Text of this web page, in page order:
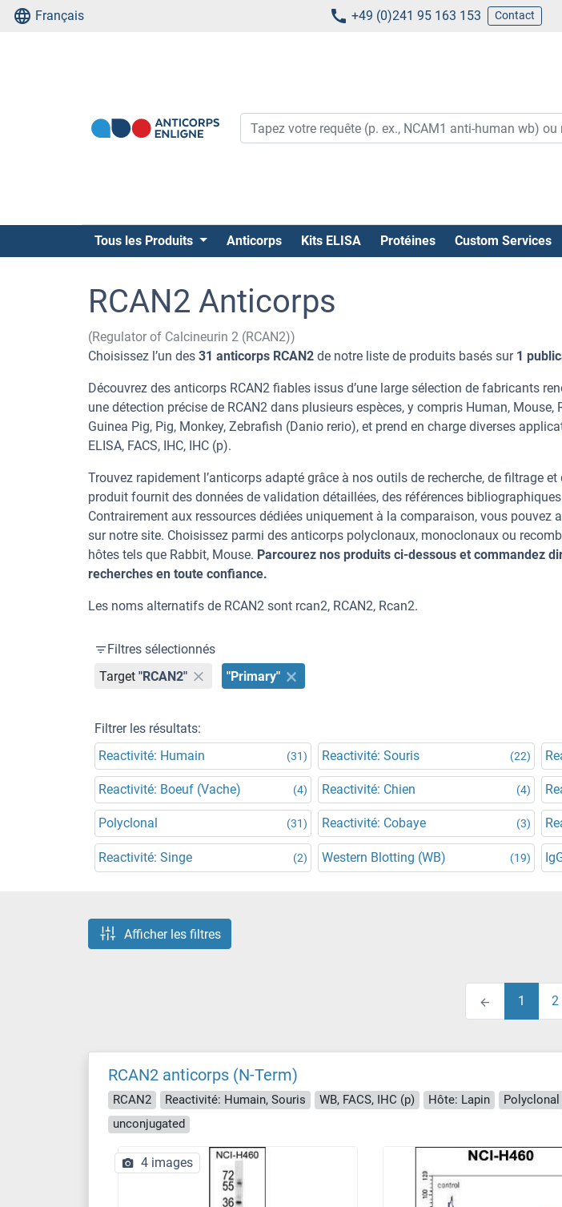
Français +49 (0)241 95 163 153 Contact
Tous les Produits Anticorps Kits ELISA Protéines Custom Services
RCAN2 Anticorps
(Regulator of Calcineurin 2 (RCAN2))
Choisissez l’un des 31 anticorps RCAN2 de notre liste de produits basés sur 1
Découvrez des anticorps RCAN2 fiables issus d’une large sélection de fabricants
une détection précise de RCAN2 dans plusieurs espèces, y compris Human, Mouse,
Guinea Pig, Pig, Monkey, Zebrafish (Danio rerio), et prend en charge diverses
ELISA, FACS, IHC, IHC (p).
Trouvez rapidement l’anticorps adapté grâce à nos outils de recherche, de filtrage
produit fournit des données de validation détaillées, des références
Contrairement aux ressources dédiées uniquement à la comparaison, vous pouvez
sur notre site. Choisissez parmi des anticorps polyclonaux, monoclonaux ou
hôtes tels que Rabbit, Mouse. Parcourez nos produits ci-dessous et commandez
recherches en toute confiance.
Les noms alternatifs de RCAN2 sont rcan2, RCAN2, Rcan2.
Filtres sélectionnés
Target "RCAN2" "Primary"
Filtrer les résultats:
Reactivité: Humain
(31) Reactivité: Souris (22)
Reactivité: Boeuf (Vache) (4) Reactivité: Chien (4)
Polyclonal (31) Reactivité: Cobaye (3)
Reactivité: Singe (2) Western Blotting (WB) (19)
Afficher les filtres
1 2
RCAN2 anticorps (N-Term)
RCAN2 Reactivité: Humain, Souris WB, FACS, IHC (p) Hôte: Lapin Polyclonal
unconjugated
4 images